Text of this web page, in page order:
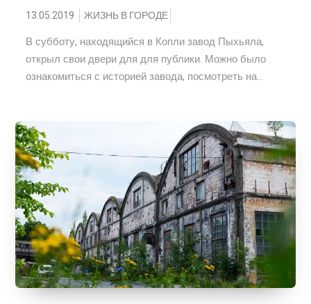
13.05.2019 ЖИЗНЬ В ГОРОДЕ
В субботу, находящийся в Копли завод Пыхьяла,
открыл свои двери для для публики. Можно было
ознакомиться с историей завода, посмотреть на...